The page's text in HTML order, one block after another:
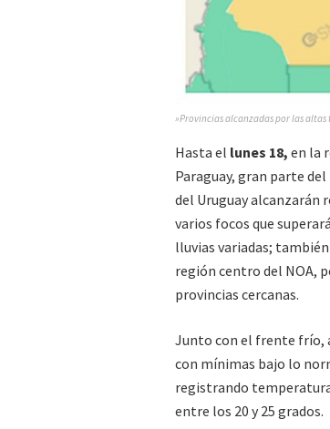
»Provincias alcanzadas por las altas
Hasta el lunes 18, en la
Paraguay, gran parte
del Uruguay alcanzarán
varios focos que
lluvias variadas;
región centro del NOA,
provincias cercanas.
Junto con el frente frío,
con mínimas bajo lo
registrando
entre los 20 y 25 grados.